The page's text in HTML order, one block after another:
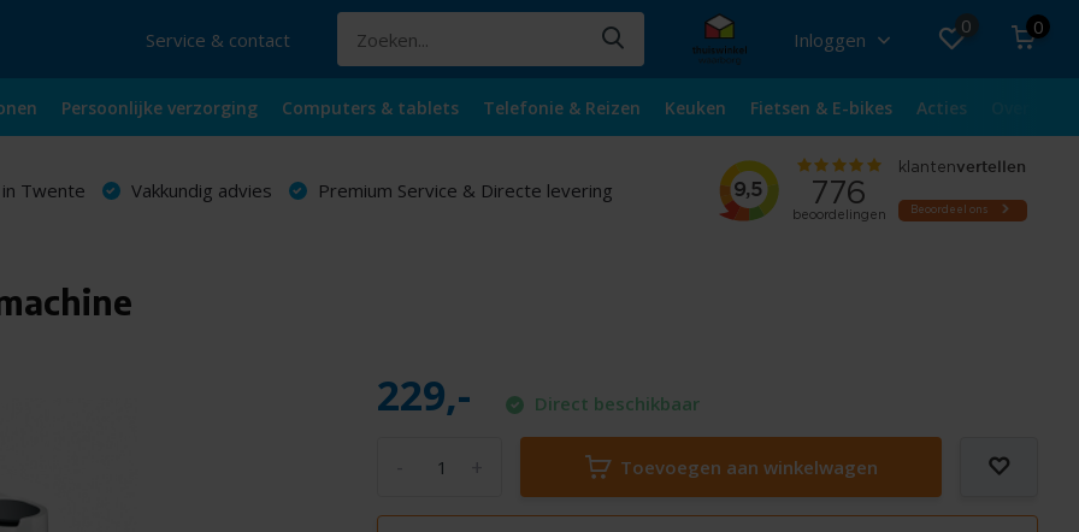
Service & contact Inloggen
0 0
Persoonlijke verzorging Computers & tablets Telefonie & Reizen Keuken Fietsen & E-bikes Acties
Twente Vakkundig advies Premium Service & Directe levering
229,- Direct beschikbaar
Toevoegen aan winkelwagen